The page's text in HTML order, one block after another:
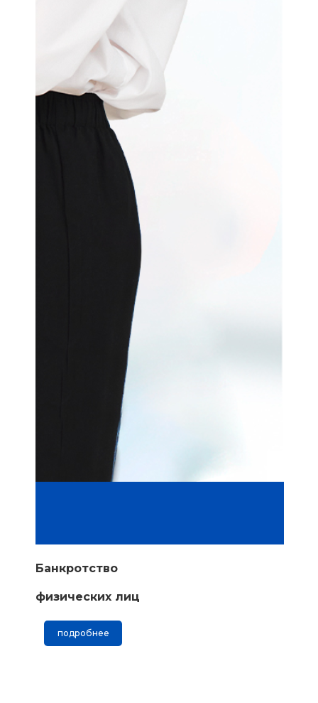
Банкротство
физических лиц
подробнее